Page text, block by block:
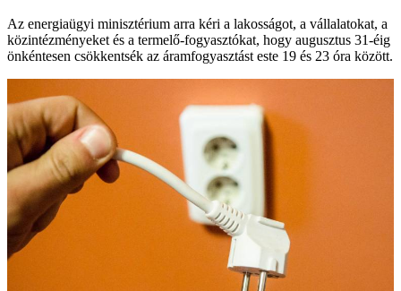
Az energiaügyi minisztérium arra kéri a lakosságot, a vállalatokat, a
közintézményeket és a termelő-fogyasztókat, hogy augusztus 31-éig
önkéntesen csökkentsék az áramfogyasztást este 19 és 23 óra között.